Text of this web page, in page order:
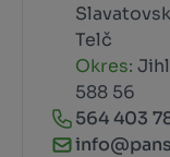
Telč
Okres:
588 56
564 403